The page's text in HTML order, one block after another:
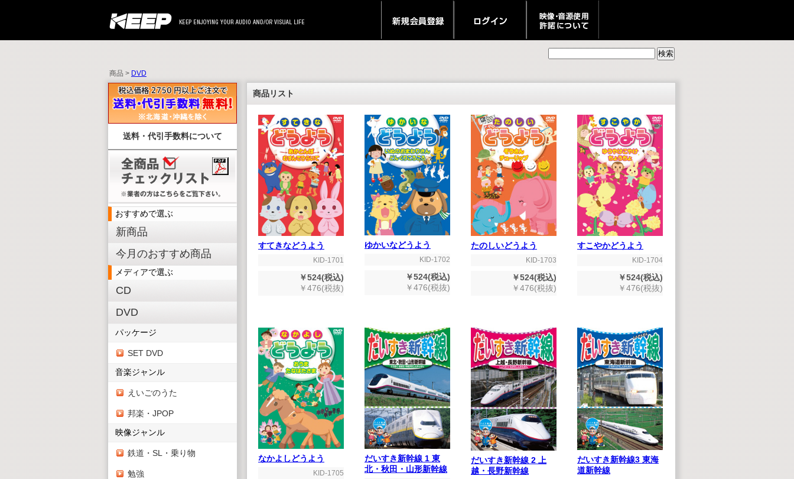
商品 >DVD
送料・代引手数料について
おすすめで選ぶ
新商品
今月のおすすめ商品
メディアで選ぶ
CD
DVD
パッケージ
SET DVD
音楽ジャンル
えいごのうた
邦楽・JPOP
映像ジャンル
鉄道・SL・乗り物
勉強
商品リスト
すてきなどうよう
KID-1701
￥524(税込)
￥476(税抜)
ゆかいなどうよう
KID-1702
￥524(税込)
￥476(税抜)
たのしいどうよう
KID-1703
￥524(税込)
￥476(税抜)
すこやかどうよう
KID-1704
￥524(税込)
￥476(税抜)
なかよしどうよう
KID-1705
だいすき新幹線 1 東
北・秋田・山形新幹線
だいすき新幹線 2 上
越・長野新幹線
だいすき新幹線3 東海
道新幹線